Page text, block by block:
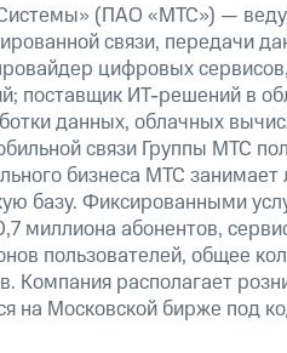
(ПАО «МТС») —
связи, передачи
цифровых
поставщик ИТ-решений в
данных, облачных
связи Группы МТС
бизнеса МТС
базу. Фиксированными
миллиона абонентов,
пользователей, общее
Компания располагает
на Московской бирже под